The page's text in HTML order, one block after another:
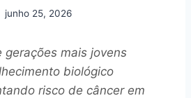
junho 25, 2026
gerações mais jovens
biológico
risco de câncer em